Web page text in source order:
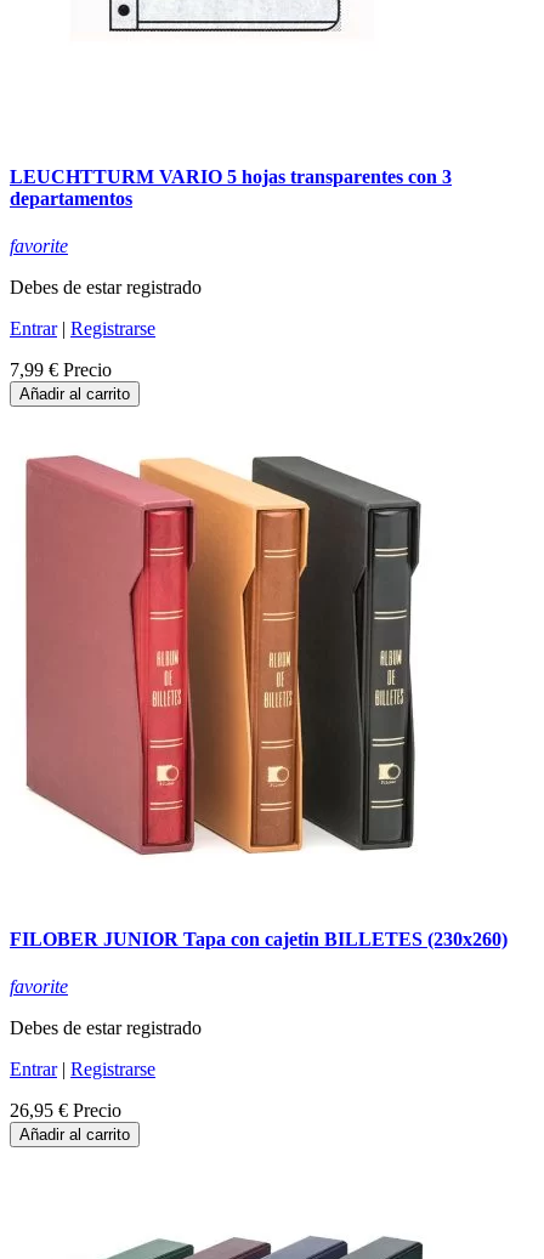
LEUCHTTURM VARIO 5 hojas transparentes con 3
departamentos
favorite
Debes de estar registrado
Entrar| Registrarse
7,99 € Precio
Añadir al carrito
FILOBER JUNIOR Tapa con cajetin BILLETES (230x260)
favorite
Debes de estar registrado
Entrar| Registrarse
26,95 € Precio
Añadir al carrito